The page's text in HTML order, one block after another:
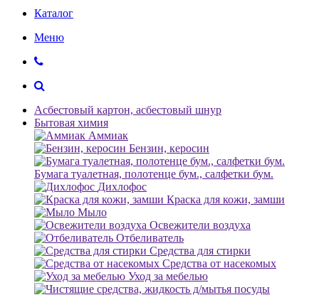
Каталог
Меню
Асбестовый картон, асбестовый шнур
Бытовая химия
Аммиак
Бензин, керосин
Бумага туалетная, полотенце бум., салфетки бум.
Дихлофос
Краска для кожи, замши
Мыло
Освежители воздуха
Отбеливатель
Средства для стирки
Средства от насекомых
Уход за мебелью